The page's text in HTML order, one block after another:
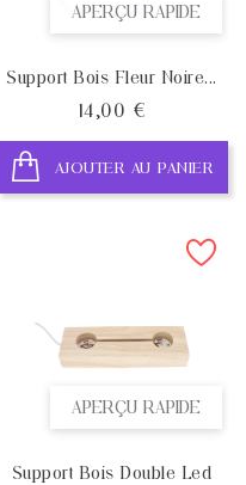
APERÇU RAPIDE
Support Bois Fleur Noire...
14,00 €
AJOUTER AU PANIER
APERÇU RAPIDE
Support Bois Double Led